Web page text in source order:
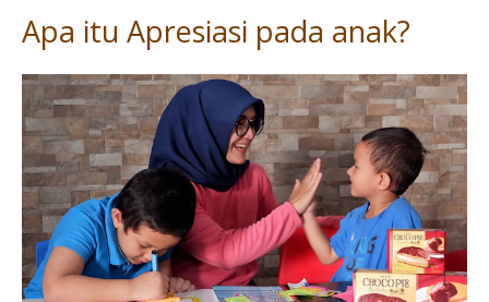
Apa itu Apresiasi pada anak?